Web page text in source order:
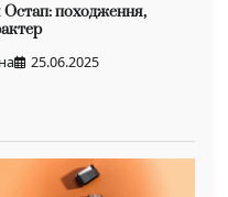
Остап: походження,
25.06.2025